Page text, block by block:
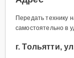
Передать технику
самостоятельно в
г. Тольятти,